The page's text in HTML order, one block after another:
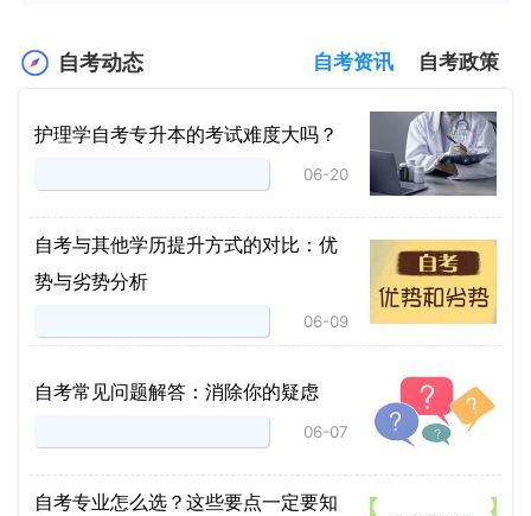
自考动态 自考资讯 自考政策
护理学自考专升本的考试难度大吗？
06-20
自考与其他学历提升方式的对比：优
势与劣势分析
06-09
自考常见问题解答：消除你的疑虑
06-07
自考专业怎么选？这些要点一定要知